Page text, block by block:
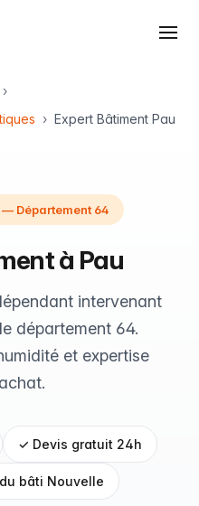
Expert Bâtiment Pau
Département 64
à Pau
intervenant
département 64.
et expertise
✓ Devis gratuit 24h
bâti Nouvelle